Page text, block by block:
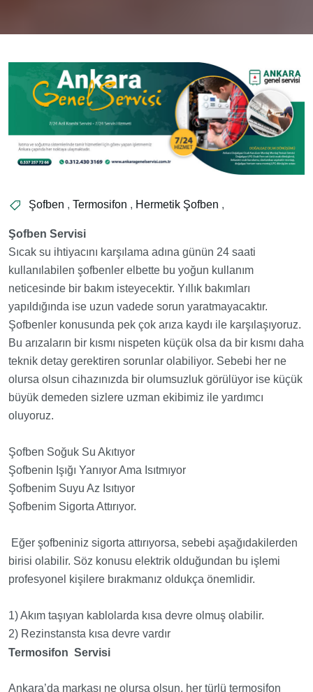
Şofben , Termosifon , Hermetik Şofben ,
Şofben Servisi
Sıcak su ihtiyacını karşılama adına günün 24 saati
kullanılabilen şofbenler elbette bu yoğun kullanım
neticesinde bir bakım isteyecektir. Yıllık bakımları
yapıldığında ise uzun vadede sorun yaratmayacaktır.
Şofbenler konusunda pek çok arıza kaydı ile karşılaşıyoruz.
Bu arızaların bir kısmı nispeten küçük olsa da bir kısmı daha
teknik detay gerektiren sorunlar olabiliyor. Sebebi her ne
olursa olsun cihazınızda bir olumsuzluk görülüyor ise küçük
büyük demeden sizlere uzman ekibimiz ile yardımcı
oluyoruz.
Şofben Soğuk Su Akıtıyor
Şofbenin Işığı Yanıyor Ama Isıtmıyor
Şofbenim Suyu Az Isıtıyor
Şofbenim Sigorta Attırıyor.
Eğer şofbeniniz sigorta attırıyorsa, sebebi aşağıdakilerden
birisi olabilir. Söz konusu elektrik olduğundan bu işlemi
profesyonel kişilere bırakmanız oldukça önemlidir.
1) Akım taşıyan kablolarda kısa devre olmuş olabilir.
2) Rezinstansta kısa devre vardır
Termosifon Servisi
Ankara’da markası ne olursa olsun, her türlü termosifon